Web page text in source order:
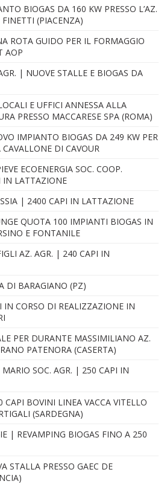
BIOGAS DA 160 KW PRESSO L’AZ.
(PIACENZA)
ROTA GUIDO PER IL FORMAGGIO
AOP
| NUOVE STALLE E BIOGAS DA
E UFFICI ANNESSA ALLA
PRESSO MACCARESE SPA (ROMA)
IMPIANTO BIOGAS DA 249 KW PER
CAVALLONE DI CAVOUR
ECOENERGIA SOC. COOP.
IN LATTAZIONE
| 2400 CAPI IN LATTAZIONE
QUOTA 100 IMPIANTI BIOGAS IN
E FONTANILE
AZ. AGR. | 240 CAPI IN
DI BARAGIANO (PZ)
IN CORSO DI REALIZZAZIONE IN
PER DURANTE MASSIMILIANO AZ.
PATENORA (CASERTA)
SOC. AGR. | 250 CAPI IN
CAPI BOVINI LINEA VACCA VITELLO
(SARDEGNA)
| REVAMPING BIOGAS FINO A 250
STALLA PRESSO GAEC DE